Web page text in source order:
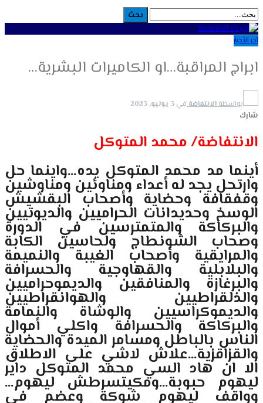
آخر الأخبار
ابراج المراقبة…او الكاميرات البشرية…
بواسطةالانتفاضة في 3 يوليو, 2023
شارك
الانتفاضة/ محمد المتوكل
أينما مد محمد المتوكل يده…واينما حل
وارتحل يجد له أعداء ومناوئين ومناوشين
وقفقافة وحضاية وأصحاب البقشيش
الوسخ وحديدانات الحراميين والديوتيين
والبركاكة والمتمترسين في الدورة
وصحاب الشونطاج ولحاسين الكابة
والمرايقية وأصحاب الغيبة والنميمة
والبلابلية والقهاوجية والحسرافة
والبرغازة والمنافقين والديموحراميين
والذلقراطيين والهوانقراطيين
والديموكراسيين والوشاة والنمامة
والبركاكة والحسرافة واكلي أموال
الناس بالباطل ومسامر الميدة والحضاية
والقزاقزية…علاش لاشي على الاطلاق
الا ان هاد السي محمد المتوكل داير
ليهوم حبوبة…ومكيتسرطش ليهوم…
وواقف ليهوم شوكة وعضم في